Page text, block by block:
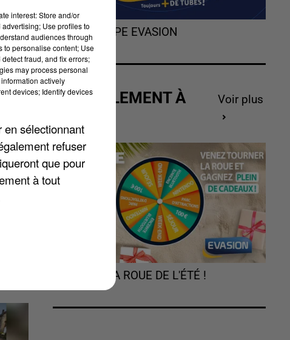
du
L'HOROSCOPE EVASION
ACTUELLEMENT À
Voir plus
TOURNEZ LA ROUE DE L'ÉTÉ !
interest: Store and/or
Use profiles to
audiences through
to personalise content; Use
fraud, and fix errors;
may process personal
actively
devices; Identify devices
en sélectionnant
refuser
que pour
à tout